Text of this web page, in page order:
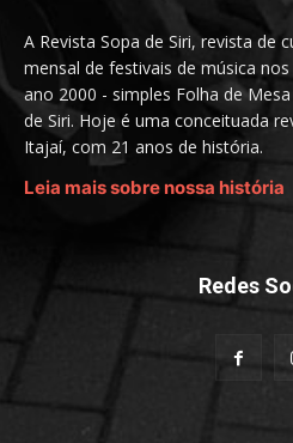
A Revista Sopa de Siri, revista de
mensal de festivais de música
ano 2000 - simples Folha de
de Siri. Hoje é uma conceituada
Itajaí, com 21 anos de história.
Leia mais sobre nossa história
Redes